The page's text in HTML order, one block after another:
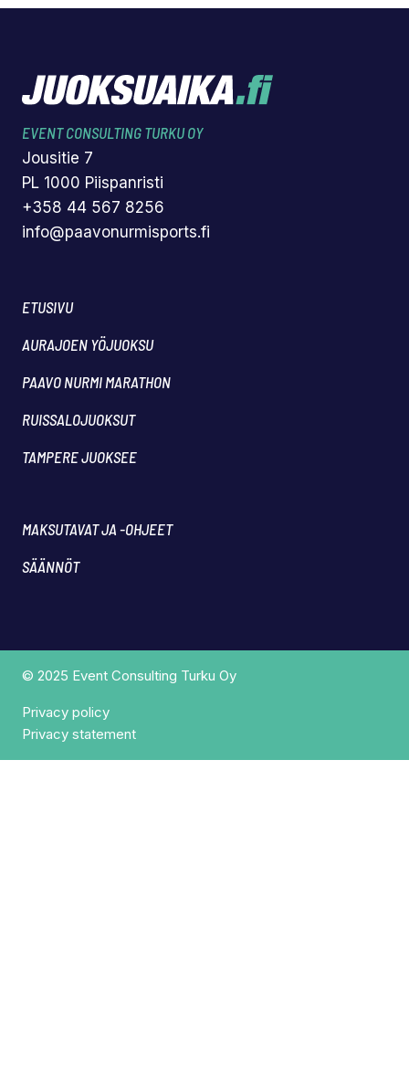
EVENT CONSULTING TURKU OY
Jousitie 7
PL 1000 Piispanristi
+358 44 567 8256
info@paavonurmisports.fi
ETUSIVU
AURAJOEN YÖJUOKSU
PAAVO NURMI MARATHON
RUISSALOJUOKSUT
TAMPERE JUOKSEE
MAKSUTAVAT JA -OHJEET
SÄÄNNÖT
© 2025 Event Consulting Turku Oy
Privacy policy
Privacy statement